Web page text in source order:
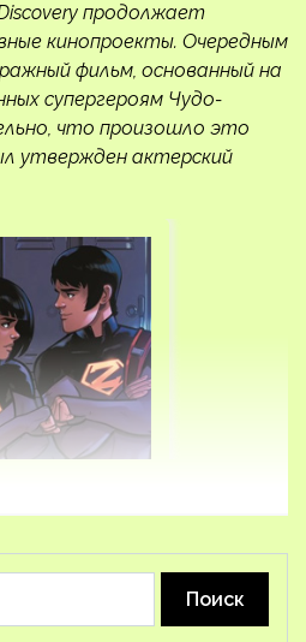
продолжает
кинопроекты. Очередным
фильм, основанный на
супергероям Чудо-
что произошло это
утвержден актерский